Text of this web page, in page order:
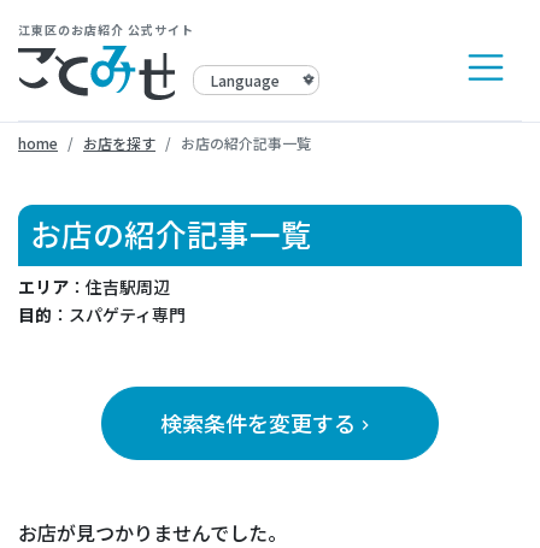
江東区のお店紹介 公式サイト
home お店を探す お店の紹介記事一覧
お店の紹介記事一覧
エリア ：住吉駅周辺
目的 ：スパゲティ専門
検索条件を変更する keyboard_arrow_right
お店が見つかりませんでした。